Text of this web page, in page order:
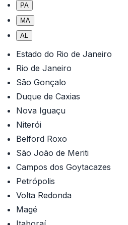
PA
MA
AL
Estado do Rio de Janeiro
Rio de Janeiro
São Gonçalo
Duque de Caxias
Nova Iguaçu
Niterói
Belford Roxo
São João de Meriti
Campos dos Goytacazes
Petrópolis
Volta Redonda
Magé